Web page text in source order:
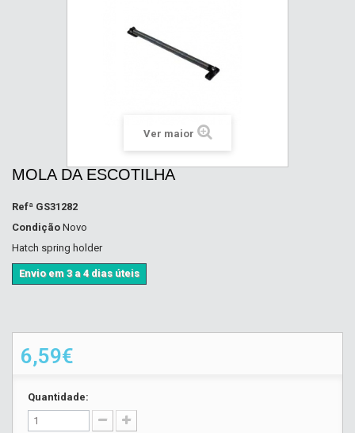
Ver maior
MOLA DA ESCOTILHA
Refª GS31282
Condição Novo
Hatch spring holder
Envio em 3 a 4 dias úteis
6,59€
Quantidade: